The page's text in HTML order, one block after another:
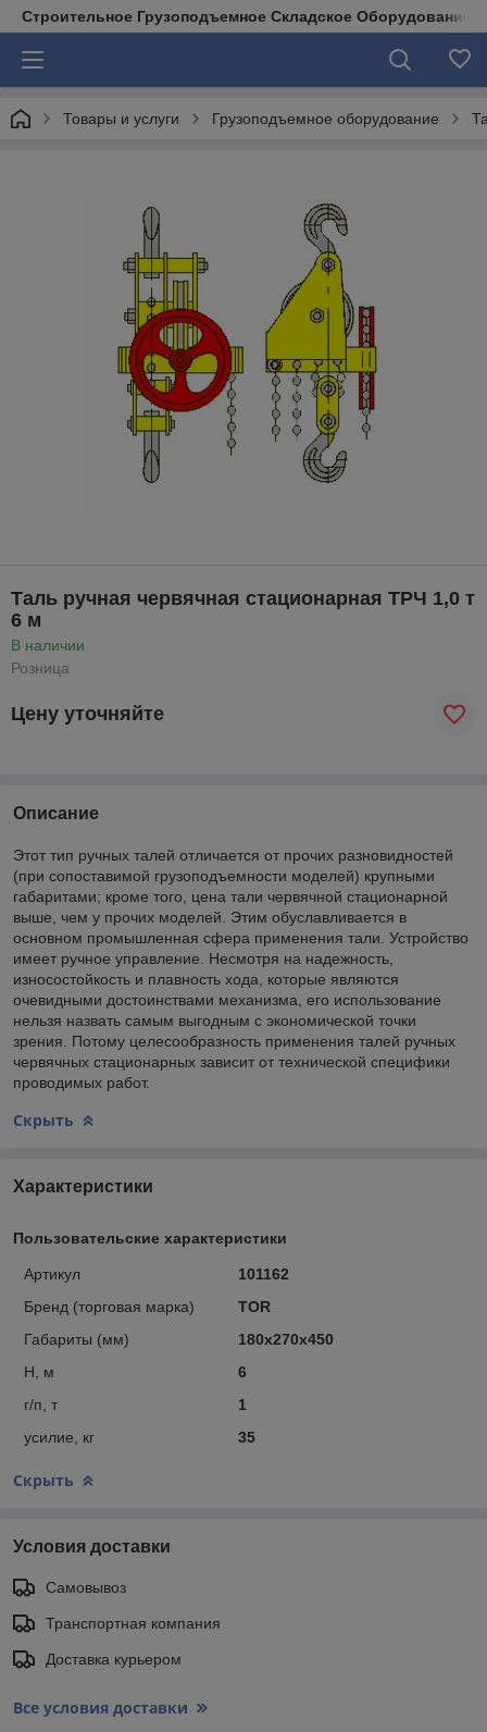
Строительное Грузоподъемное Складское Оборудование
Товары и услуги Грузоподъемное оборудование
Таль ручная червячная стационарная ТРЧ 1,0 т
6 м
В наличии
Розница
Цену уточняйте
Описание
Этот тип ручных талей отличается от прочих разновидностей
(при сопоставимой грузоподъемности моделей) крупными
габаритами; кроме того, цена тали червячной стационарной
выше, чем у прочих моделей. Этим обуславливается в
основном промышленная сфера применения тали. Устройство
имеет ручное управление. Несмотря на надежность,
износостойкость и плавность хода, которые являются
очевидными достоинствами механизма, его использование
нельзя назвать самым выгодным с экономической точки
зрения. Потому целесообразность применения талей ручных
червячных стационарных зависит от технической специфики
проводимых работ.
Скрыть
Характеристики
Пользовательские характеристики
Артикул
101162
Бренд (торговая марка)
TOR
Габариты (мм)
180x270x450
Н, м
6
г/п, т
1
усилие, кг
35
Скрыть
Условия доставки
Самовывоз
Транспортная компания
Доставка курьером
Все условия доставки